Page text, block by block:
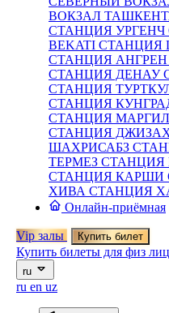
ВОКЗАЛ
СТАНЦИЯ УРГЕНЧ
BEKATI СТАНЦИЯ
СТАНЦИЯ АНГРЕН
СТАНЦИЯ ДЕНАУ
СТАНЦИЯ
СТАНЦИЯ
СТАНЦИЯ
СТАНЦИЯ
ШАХРИСАБЗ
ТЕРМЕЗ СТАНЦИЯ
СТАНЦИЯ КАРШИ
ХИВА СТАНЦИЯ
Онлайн-приёмная
Vip залы Купить билет
Купить билеты для физ лиц
ru
ru en uz